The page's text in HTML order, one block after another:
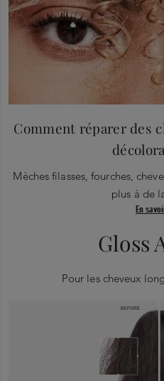
Comment réparer des
Mèches filasses, fourches,
plus à de
En
Gloss
Pour les cheveux